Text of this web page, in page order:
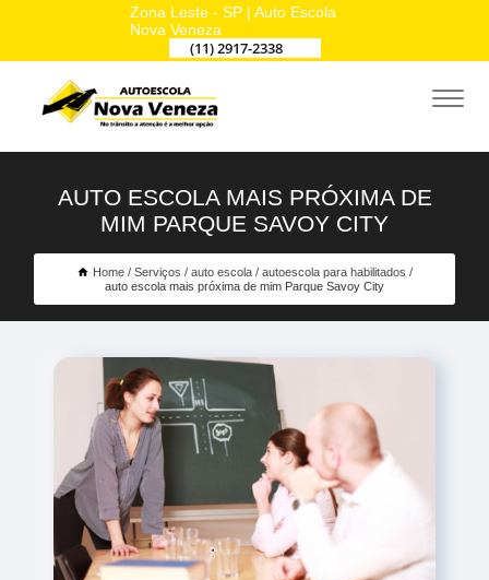
Zona Leste - SP | Auto Escola
Nova Veneza
(11) 2917-2338
AUTO ESCOLA MAIS PRÓXIMA DE
MIM PARQUE SAVOY CITY
Home Serviços auto escola
autoescola para habilitados
auto escola mais próxima de mim Parque Savoy City